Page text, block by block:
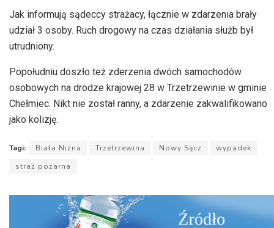
Jak informują sądeccy strażacy, łącznie w zdarzenia brały
udział 3 osoby. Ruch drogowy na czas działania służb był
utrudniony.
Popołudniu doszło też zderzenia dwóch samochodów
osobowych na drodze krajowej 28 w Trzetrzewinie w gminie
Chełmiec. Nikt nie został ranny, a zdarzenie zakwalifikowano
jako kolizję.
Tagi: Biała Niżna Trzetrzewina Nowy Sącz
wypadek
straż pożarna